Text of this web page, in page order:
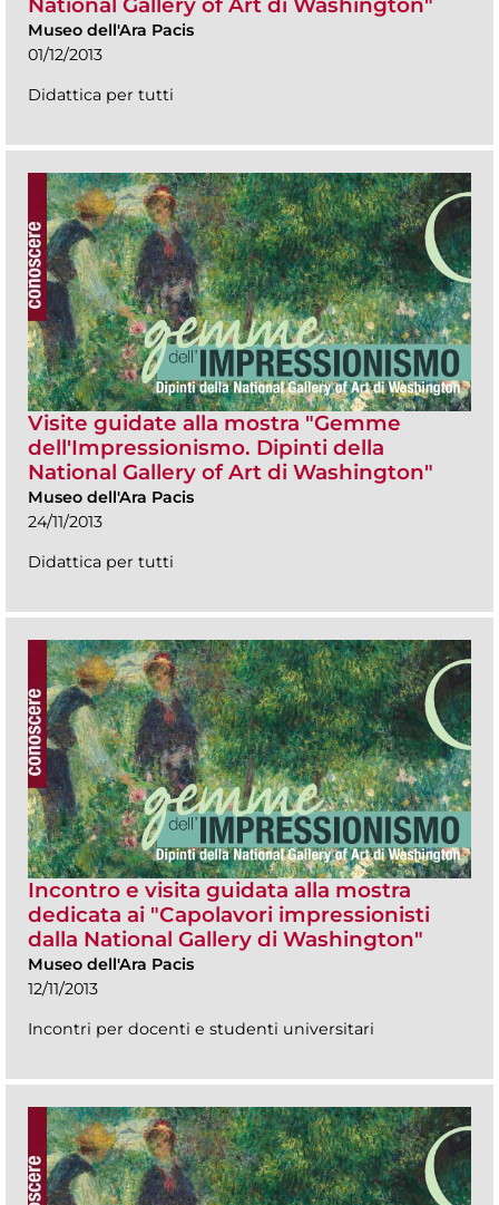
Museo dell'Ara Pacis
01/12/2013
Didattica per tutti
Visite guidate alla mostra "Gemme
dell'Impressionismo. Dipinti della
National Gallery of Art di Washington"
Museo dell'Ara Pacis
24/11/2013
Didattica per tutti
Incontro e visita guidata alla mostra
dedicata ai "Capolavori impressionisti
dalla National Gallery di Washington"
Museo dell'Ara Pacis
12/11/2013
Incontri per docenti e studenti universitari